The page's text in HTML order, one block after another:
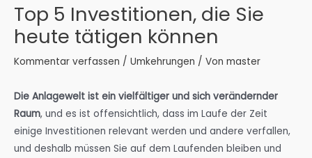
Top 5 Investitionen, die Sie
heute tätigen können
Kommentar verfassen / Umkehrungen / Von master
Die Anlagewelt ist ein vielfältiger und sich verändernder
Raum, und es ist offensichtlich, dass im Laufe der Zeit
einige Investitionen relevant werden und andere verfallen,
und deshalb müssen Sie auf dem Laufenden bleiben und